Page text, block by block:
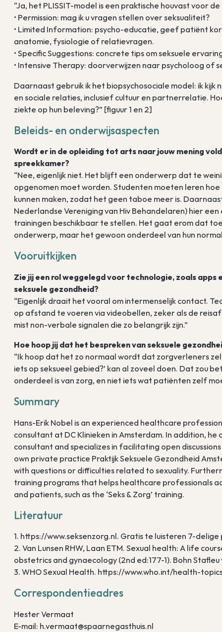
“Ja, het PLISSIT-model is een praktische houvast voor
• Permission: mag ik u vragen stellen over seksualiteit?
• Limited Information: psycho-educatie, geef patiënt
anatomie, fysiologie of relatievragen.
• Specific Suggestions: concrete tips om seksuele
• Intensive Therapy: doorverwijzen naar psycholoog of
Daarnaast gebruik ik het biopsychosociale model: ik
en sociale relaties, inclusief cultuur en partnerrelatie.
ziekte op hun beleving?” [figuur 1 en 2]
Beleids- en onderwijsaspecten
Wordt er in de opleiding tot arts naar jouw mening
spreekkamer?
“Nee, eigenlijk niet. Het blijft een onderwerp dat te
opgenomen moet worden. Studenten moeten leren
kunnen maken, zodat het geen taboe meer is.
Nederlandse Vereniging van Hiv Behandelaren) hier
trainingen beschikbaar te stellen. Het gaat erom dat
onderwerp, maar het gewoon onderdeel van hun
Vooruitkijken
Zie jij een rol weggelegd voor technologie, zoals
seksuele gezondheid?
“Eigenlijk draait het vooral om intermenselijk contact.
op afstand te voeren via videobellen, zeker als de
mist non-verbale signalen die zo belangrijk zijn.”
Hoe hoop jij dat het bespreken van seksuele
“Ik hoop dat het zo normaal wordt dat zorgverleners
iets op seksueel gebied?’ kan al zoveel doen. Dat zou
onderdeel is van zorg, en niet iets wat patiënten zelf
Summary
Hans-Erik Nobel is an experienced healthcare
consultant at DC Klinieken in Amsterdam. In addition,
consultant and specializes in facilitating open
own private practice Praktijk Seksuele Gezondheid
with questions or difficulties related to sexuality.
training programs that helps healthcare professionals
and patients, such as the ‘Seks & Zorg’ training.
Literatuur
1. https://www.seksenzorg.nl. Gratis te luisteren 7-delige
2. Van Lunsen RHW, Laan ETM. Sexual health: A life
obstetrics and gynaecology (2nd ed:177-1). Bohn
3. WHO Sexual Health. https://www.who.int/health-
Correspondentieadres
Hester Vermaat
E-mail: h.vermaat@spaarnegasthuis.nl